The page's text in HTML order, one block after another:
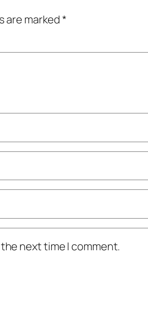
are marked*
next time I comment.